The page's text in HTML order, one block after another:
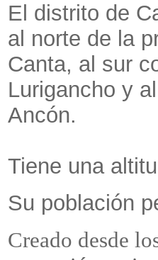
El distrito de
al norte de la
Canta, al sur
Lurigancho y
Ancón.
Tiene una
Su población
Creado desde